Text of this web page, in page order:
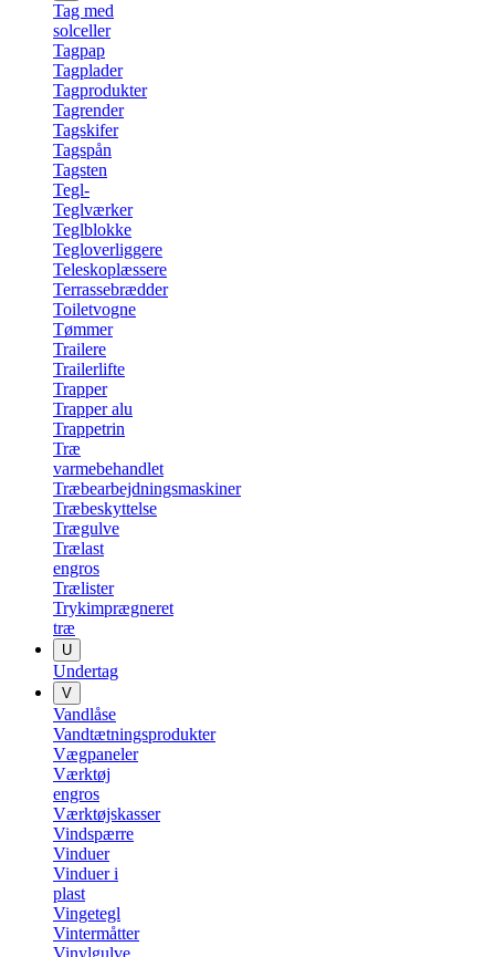
Tag med
solceller
Tagpap
Tagplader
Tagprodukter
Tagrender
Tagskifer
Tagspån
Tagsten
Tegl-
Teglværker
Teglblokke
Tegloverliggere
Teleskoplæssere
Terrassebrædder
Toiletvogne
Tømmer
Trailere
Trailerlifte
Trapper
Trapper alu
Trappetrin
Træ
varmebehandlet
Træbearbejdningsmaskiner
Træbeskyttelse
Trægulve
Trælast
engros
Trælister
Trykimprægneret
træ
U
Undertag
V
Vandlåse
Vandtætningsprodukter
Vægpaneler
Værktøj
engros
Værktøjskasser
Vindspærre
Vinduer
Vinduer i
plast
Vingetegl
Vintermåtter
Vinylgulve